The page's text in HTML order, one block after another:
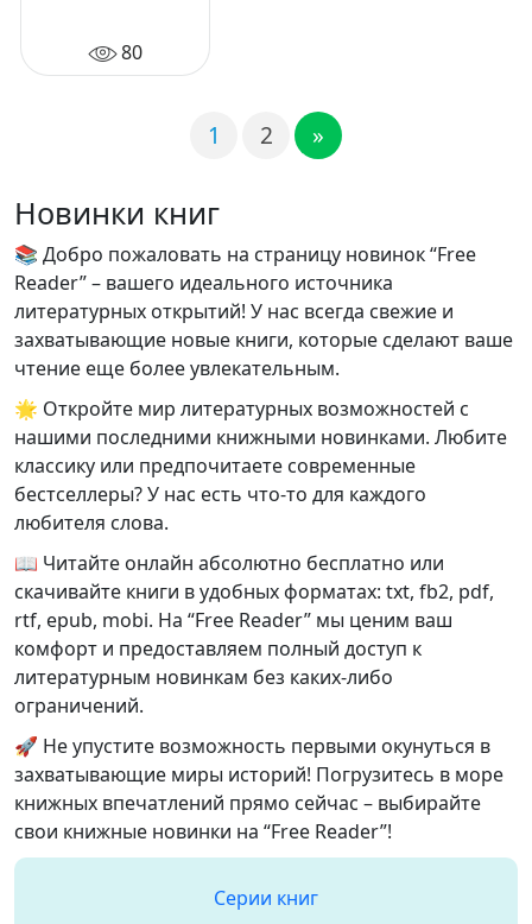
80
1 2 »
Новинки книг
📚 Добро пожаловать на страницу новинок “Free
Reader” – вашего идеального источника
литературных открытий! У нас всегда свежие и
захватывающие новые книги, которые сделают ваше
чтение еще более увлекательным.
🌟 Откройте мир литературных возможностей с
нашими последними книжными новинками. Любите
классику или предпочитаете современные
бестселлеры? У нас есть что-то для каждого
любителя слова.
📖 Читайте онлайн абсолютно бесплатно или
скачивайте книги в удобных форматах: txt, fb2, pdf,
rtf, epub, mobi. На “Free Reader” мы ценим ваш
комфорт и предоставляем полный доступ к
литературным новинкам без каких-либо
ограничений.
🚀 Не упустите возможность первыми окунуться в
захватывающие миры историй! Погрузитесь в море
книжных впечатлений прямо сейчас – выбирайте
свои книжные новинки на “Free Reader”!
Серии книг